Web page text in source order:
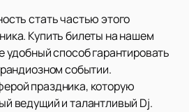
стать частью этого
Купить билеты на нашем
удобный способ гарантировать
событии.
праздника, которую
ведущий и талантливый Dj.